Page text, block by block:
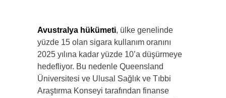
Avustralya hükümeti, ülke genelinde
yüzde 15 olan sigara kullanım oranını
2025 yılına kadar yüzde 10’a düşürmeye
hedefliyor. Bu nedenle Queensland
Üniversitesi ve Ulusal Sağlık ve Tıbbi
Araştırma Konseyi tarafından finanse